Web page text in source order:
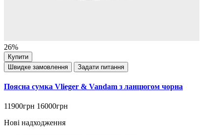
26%
Купити
Швидке замовлення
Задати питання
Поясна сумка Vlieger & Vandam з ланцюгом чорна
11900грн 16000грн
Нові надходження